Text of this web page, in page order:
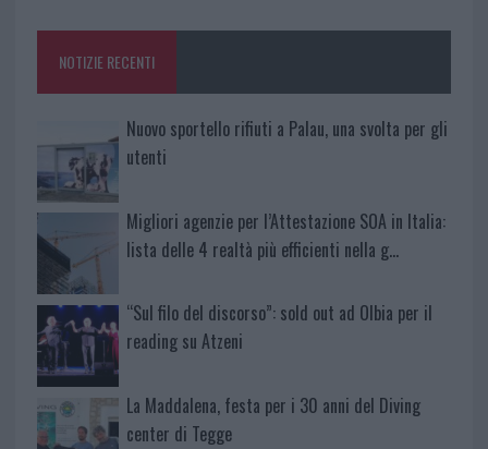
o
k
p
NOTIZIE RECENTI
Nuovo sportello rifiuti a Palau, una svolta per gli
utenti
Migliori agenzie per l’Attestazione SOA in Italia:
lista delle 4 realtà più efficienti nella g…
“Sul filo del discorso”: sold out ad Olbia per il
reading su Atzeni
La Maddalena, festa per i 30 anni del Diving
center di Tegge